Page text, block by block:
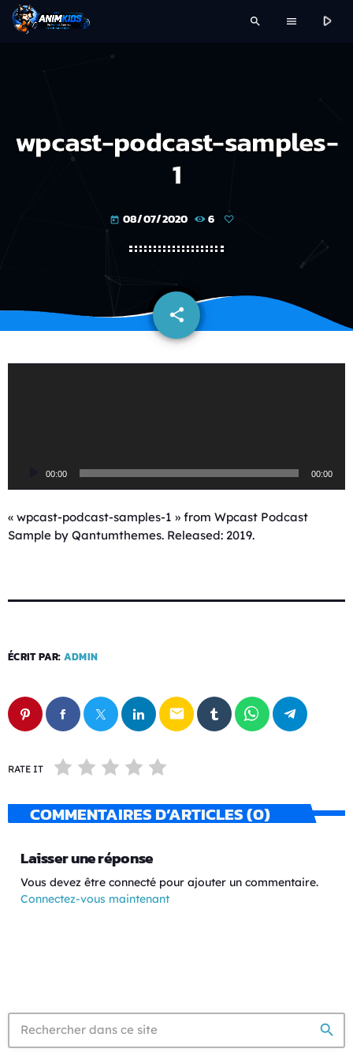
search menu play_arrow
wpcast-podcast-samples-
1
today 08/07/2020 6
share
email
u
d
00:00 00:00
« wpcast-podcast-samples-1 » from Wpcast Podcast
Sample by Qantumthemes. Released: 2019.
ÉCRIT PAR: ADMIN
email
RATE IT
COMMENTAIRES D’ARTICLES (0)
Laisser une réponse
Vous devez être connecté pour ajouter un commentaire.
Connectez-vous maintenant
search